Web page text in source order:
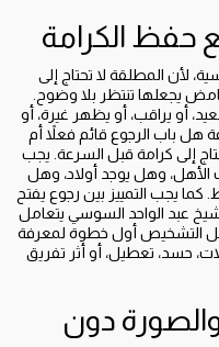
حفظ الكرامة
لأن المطلقة لا تحتاج إلى
يجعلها تنتظر بلا وضوح.
أو يراقب، أو يظهر غيرة، أو
باب الرجوع قائم فعلاً أم
إلى كرامة قبل السرعة. يجب
وهل يوجد أولاد، وهل
كما يجب التمييز بين رجوع يفتح
عبد الواحد السوسي يتعامل
التشخيص أول خطوة لمعرفة
حسد، تعطيل، أو أثر تفريق
دون